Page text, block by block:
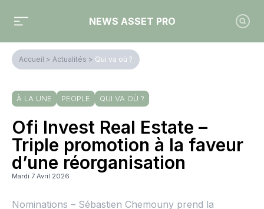
NEWS ASSET PRO
Accueil > Actualités > Qui va où ?
À LA UNE PEOPLE QUI VA OÙ ?
Ofi Invest Real Estate –
Triple promotion à la faveur
d’une réorganisation
Mardi 7 Avril 2026
Nominations – Sébastien Chemouny prend la